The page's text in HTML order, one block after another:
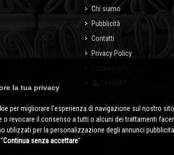
Chi siamo
Pubblicità
Contatti
Privacy Policy
la tua privacy
per migliorare l'esperienza di navigazione sul nostro
o revocare il consenso a tutti o alcuni dei trattamenti
utilizzati per la personalizzazione degli annunci
Continua senza accettare''